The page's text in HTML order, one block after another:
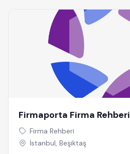
Firmaporta Firma Rehberi
Firma Rehberi
İstanbul, Beşiktaş